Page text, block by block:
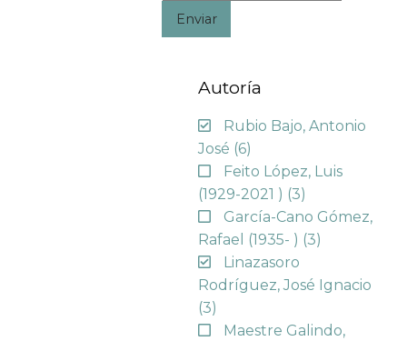
Enviar
Autoría
Rubio Bajo, Antonio
José (6)
Feito López, Luis
(1929-2021 ) (3)
García-Cano Gómez,
Rafael (1935- ) (3)
Linazasoro
Rodríguez, José Ignacio
(3)
Maestre Galindo,